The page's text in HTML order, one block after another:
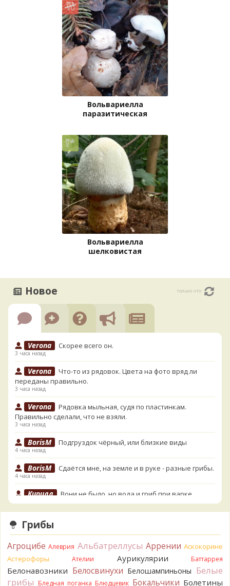
Вольвариелла
паразитическая
Вольвариелла
шелковистая
Новое только что
Verona Скорее всего он.
3 часа назад
Verona
Что-то из рядовок. Цвета на фото вряд ли
переданы правильно.
3 часа назад
Verona
Рядовка мыльная, судя по пластинкам.
Правильно сделали, что не взяли.
3 часа назад
BorisM Подгруздок чёрный, или близкие виды
4 часа назад
BorisM Сдаётся мне, на земле и в руке - разные грибы.
4 часа назад
Кирилл
Вони не было, но вода и гриб при варке
начали желтеть. Выкинул. Большое спасибо.
5 часов назад
Кирилл
5 часов назад
Tatiana_A
Да. Но они не все безоговорочно
съедобны.
6 часов назад
Грибы
Агроцибе Алеврия Альбатреллусы Аррении Аскокорине
Астерофоры
Ателии Аурикулярии Баттаррея
Белонавозники Белосвинухи Белошампиньоны Белые
грибы Бледная поганка Блюдцевик Бокальчики Болетины